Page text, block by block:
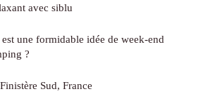
avec siblu
une formidable idée de week-end
?
Sud, France